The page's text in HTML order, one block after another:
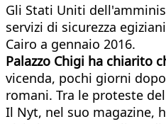
Gli Stati Uniti
servizi di sicurezza
Cairo a gennaio 2016.
Palazzo Chigi ha chiarito
vicenda, pochi giorni
romani. Tra le proteste
Il Nyt, nel suo magazine,